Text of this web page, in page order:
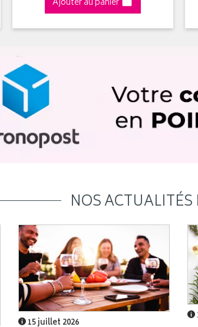
NOS ACTUALITÉS
15 juillet 2026